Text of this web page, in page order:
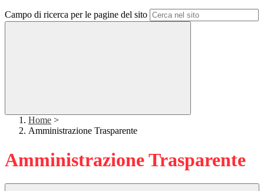
Campo di ricerca per le pagine del sito
Home >
Amministrazione Trasparente
Amministrazione Trasparente